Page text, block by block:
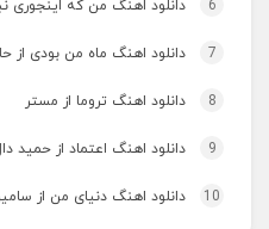
6 دانلود اهنگ من که اینجوری
7 دانلود اهنگ ماه من بودی از
8 دانلود اهنگ تروما از مستر
9 دانلود اهنگ اعتماد از حمید
10 دانلود اهنگ دنیای من از